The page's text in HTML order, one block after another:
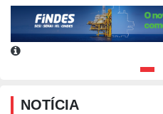
NOTÍCIA